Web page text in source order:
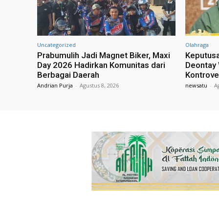
Uncategorized
Prabumulih Jadi Magnet Biker, Maxi
Day 2026 Hadirkan Komunitas dari
Berbagai Daerah
Andrian Purja - Agustus 8, 2026
Olahraga
Deontay
newsatu -